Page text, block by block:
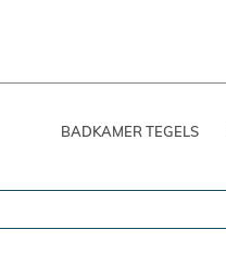
BADKAMER TEGELS